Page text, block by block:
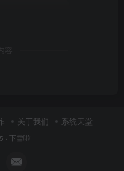
关于我们 系统天堂
· 下雪啦